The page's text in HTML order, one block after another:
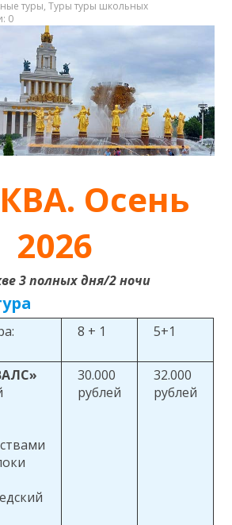
туры,Туры туры школьных
0
Осень
2026
3 полных дня/2 ночи
8 + 1 5+1
30.000
рублей
32.000
рублей